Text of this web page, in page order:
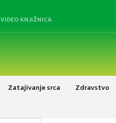
VIDEO KNJIŽNICA
Zatajivanje srca Zdravstvo